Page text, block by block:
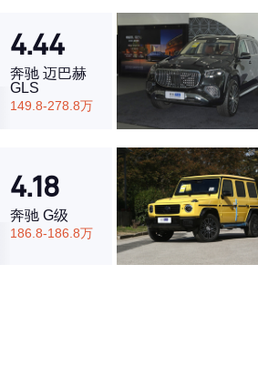
4.44
奔驰 迈巴赫
GLS
149.8-278.8万
4.18
奔驰 G级
186.8-186.8万